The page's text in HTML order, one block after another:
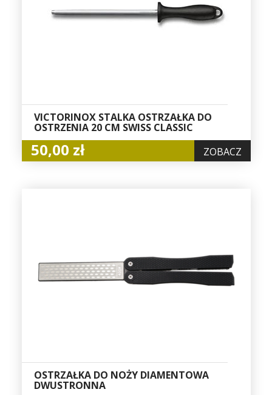
VICTORINOX STALKA OSTRZAŁKA DO
OSTRZENIA 20 CM SWISS CLASSIC
50,00 zł ZOBACZ
OSTRZAŁKA DO NOŻY DIAMENTOWA
DWUSTRONNA